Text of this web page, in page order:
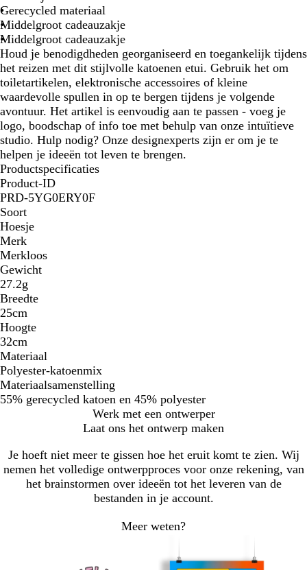
g
e
Gerecycled materiaal
Middelgroot cadeauzakje
Middelgroot cadeauzakje
Houd je benodigdheden georganiseerd en toegankelijk tijdens
het reizen met dit stijlvolle katoenen etui. Gebruik het om
toiletartikelen, elektronische accessoires of kleine
waardevolle spullen in op te bergen tijdens je volgende
avontuur. Het artikel is eenvoudig aan te passen - voeg je
logo, boodschap of info toe met behulp van onze intuïtieve
studio. Hulp nodig? Onze designexperts zijn er om je te
helpen je ideeën tot leven te brengen.
Productspecificaties
Product-ID
PRD-5YG0ERY0F
Soort
Hoesje
Merk
Merkloos
Gewicht
27.2g
Breedte
25cm
Hoogte
32cm
Materiaal
Polyester-katoenmix
Materiaalsamenstelling
55% gerecycled katoen en 45% polyester
Werk met een ontwerper
Laat ons het ontwerp maken
Je hoeft niet meer te gissen hoe het eruit komt te zien. Wij
nemen het volledige ontwerpproces voor onze rekening, van
het brainstormen over ideeën tot het leveren van de
bestanden in je account.
Meer weten?